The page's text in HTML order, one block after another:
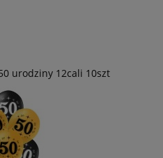
urodziny 12cali 10szt